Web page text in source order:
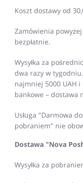
Koszt dostawy od
Zamówienia
bezpłatnie.
Wysyłka za
dwa razy w
najmniej 5000 UAH i
bankowe – dostawa
Usługa "Darmowa
pobraniem" nie
Dostawa "Nova
Wysyłka za